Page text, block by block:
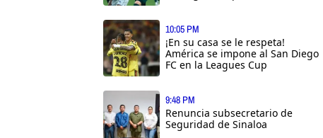
10:05 PM
¡En su casa se le respeta!
América se impone al San Diego
FC en la Leagues Cup
9:48 PM
Renuncia subsecretario de
Seguridad de Sinaloa